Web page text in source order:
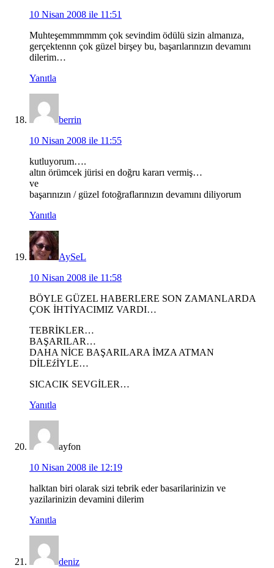
10 Nisan 2008 ile 11:51
Muhteşemmmmmm çok sevindim ödülü sizin almanıza,
gerçektennn çok güzel birşey bu, başarılarınızın devamını
dilerim…
Yanıtla
berrin
10 Nisan 2008 ile 11:55
kutluyorum….
altın örümcek jürisi en doğru kararı vermiş…
ve
başarınızın / güzel fotoğraflarınızın devamını diliyorum
Yanıtla
AySeL
10 Nisan 2008 ile 11:58
BÖYLE GÜZEL HABERLERE SON ZAMANLARDA
ÇOK İHTİYACIMIZ VARDI…
TEBRİKLER…
BAŞARILAR…
DAHA NİCE BAŞARILARA İMZA ATMAN
DİLEźİYLE…
SICACIK SEVGİLER…
Yanıtla
ayfon
10 Nisan 2008 ile 12:19
halktan biri olarak sizi tebrik eder basarilarinizin ve
yazilarinizin devamini dilerim
Yanıtla
deniz